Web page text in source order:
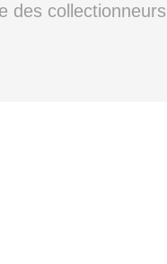
des collectionneurs